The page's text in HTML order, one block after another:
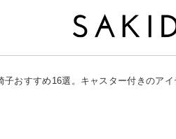
子おすすめ16選。キャスター付きのア